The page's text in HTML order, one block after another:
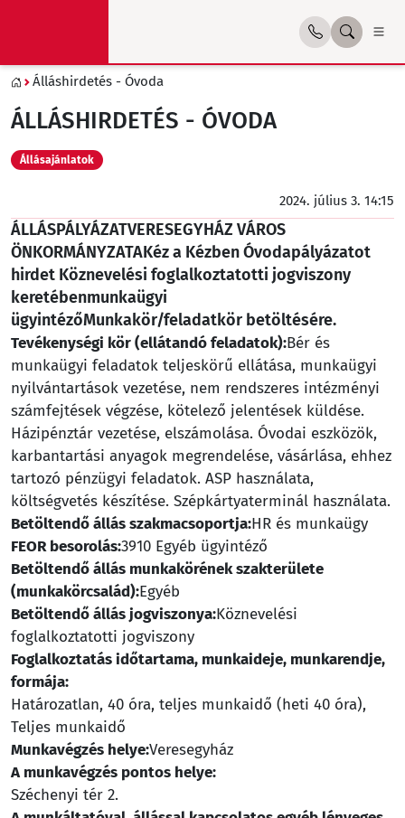
Álláshirdetés - Óvoda
ÁLLÁSHIRDETÉS - ÓVODA
Állásajánlatok
2024. július 3. 14:15
ÁLLÁSPÁLYÁZATVERESEGYHÁZ VÁROS
ÖNKORMÁNYZATAKéz a Kézben Óvodapályázatot
hirdet Köznevelési foglalkoztatotti jogviszony
keretébenmunkaügyi
ügyintézőMunkakör/feladatkör betöltésére.
Tevékenységi kör (ellátandó feladatok):Bér és
munkaügyi feladatok teljeskörű ellátása, munkaügyi
nyilvántartások vezetése, nem rendszeres intézményi
számfejtések végzése, kötelező jelentések küldése.
Házipénztár vezetése, elszámolása. Óvodai eszközök,
karbantartási anyagok megrendelése, vásárlása, ehhez
tartozó pénzügyi feladatok. ASP használata,
költségvetés készítése. Szépkártyaterminál használata.
Betöltendő állás szakmacsoportja:HR és munkaügy
FEOR besorolás:3910 Egyéb ügyintéző
Betöltendő állás munkakörének szakterülete
(munkakörcsalád):Egyéb
Betöltendő állás jogviszonya:Köznevelési
foglalkoztatotti jogviszony
Foglalkoztatás időtartama, munkaideje, munkarendje,
formája:
Határozatlan, 40 óra, teljes munkaidő (heti 40 óra),
Teljes munkaidő
Munkavégzés helye:Veresegyház
A munkavégzés pontos helye:
Széchenyi tér 2.